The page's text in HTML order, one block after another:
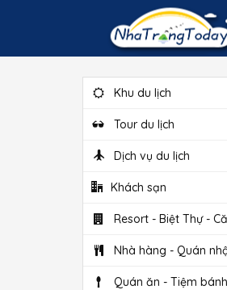
Khu du lịch
Tour du lịch
Dịch vụ du lịch
Khách sạn
Resort - Biệt Thự -
Nhà hàng - Quán
Quán ăn - Tiệm bánh